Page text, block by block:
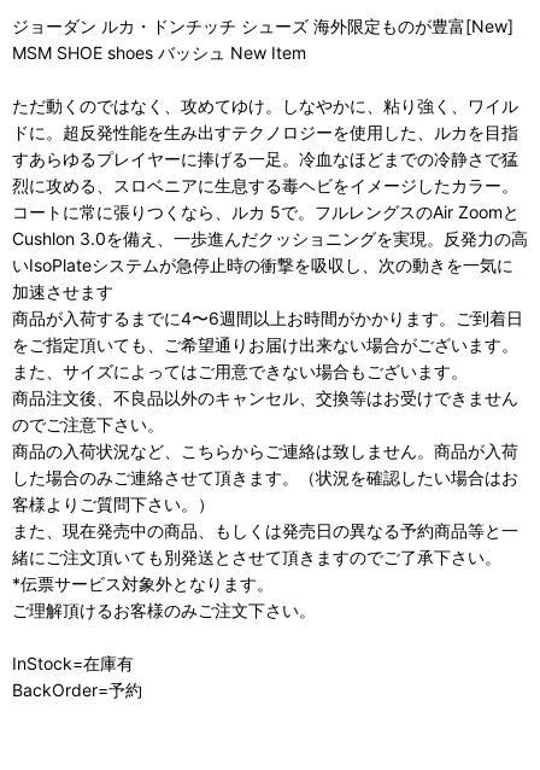
ジョーダン ルカ・ドンチッチ シューズ 海外限定ものが豊富[New]
MSM SHOE shoes バッシュ New Item
ただ動くのではなく、攻めてゆけ。しなやかに、粘り強く、ワイル
ドに。超反発性能を生み出すテクノロジーを使用した、ルカを目指
すあらゆるプレイヤーに捧げる一足。冷血なほどまでの冷静さで猛
烈に攻める、スロベニアに生息する毒ヘビをイメージしたカラー。
コートに常に張りつくなら、ルカ 5で。フルレングスのAir Zoomと
Cushlon 3.0を備え、一歩進んだクッショニングを実現。反発力の高
いIsoPlateシステムが急停止時の衝撃を吸収し、次の動きを一気に
加速させます
商品が入荷するまでに4〜6週間以上お時間がかかります。ご到着日
をご指定頂いても、ご希望通りお届け出来ない場合がございます。
また、サイズによってはご用意できない場合もございます。
商品注文後、不良品以外のキャンセル、交換等はお受けできません
のでご注意下さい。
商品の入荷状況など、こちらからご連絡は致しません。商品が入荷
した場合のみご連絡させて頂きます。（状況を確認したい場合はお
客様よりご質問下さい。）
また、現在発売中の商品、もしくは発売日の異なる予約商品等と一
緒にご注文頂いても別発送とさせて頂きますのでご了承下さい。
*伝票サービス対象外となります。
ご理解頂けるお客様のみご注文下さい。
InStock=在庫有
BackOrder=予約